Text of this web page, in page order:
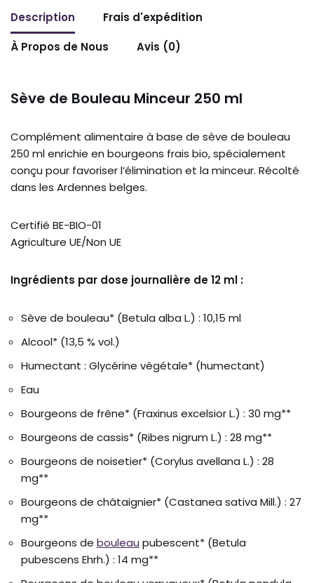
Description
Frais d'expédition
À Propos de Nous
Avis (0)
Sève de Bouleau Minceur 250 ml
Complément alimentaire à base de sève de bouleau
250 ml enrichie en bourgeons frais bio, spécialement
conçu pour favoriser l’élimination et la minceur. Récolté
dans les Ardennes belges.
Certifié BE-BIO-01
Agriculture UE/Non UE
Ingrédients par dose journalière de 12 ml :
Sève de bouleau* (Betula alba L.) : 10,15 ml
Alcool* (13,5 % vol.)
Humectant : Glycérine végétale* (humectant)
Eau
Bourgeons de frêne* (Fraxinus excelsior L.) : 30 mg**
Bourgeons de cassis* (Ribes nigrum L.) : 28 mg**
Bourgeons de noisetier* (Corylus avellana L.) : 28
mg**
Bourgeons de châtaignier* (Castanea sativa Mill.) : 27
mg**
Bourgeons de bouleau pubescent* (Betula
pubescens Ehrh.) : 14 mg**